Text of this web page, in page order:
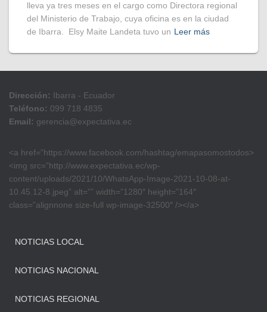
lleva ya tres meses en el cargo como Directora regional
del Ministerio de Trabajo, cuya oficina es en la ciudad
de Ibarra. Elsy Maite Landeta tuvo un Leer más
Dirección: Ibarra - Ecuador
Teléfono: 099 718 4835
Email: gerencia@expectativa.ec
<a href=”https://www.facebook.com/hashtag/emapasomostodos>
<img src=”http://www.expectativa.ec/wp-
content/uploads/2021/10/WhatsApp-Image-2021-10-08-at-
10.45.12-8.jpeg” alt=”” width=”1280″ height=”164″
class=”alignnone size-full wp-image-32500″ /></a>
NOTICIAS LOCAL
NOTICIAS NACIONAL
NOTICIAS REGIONAL